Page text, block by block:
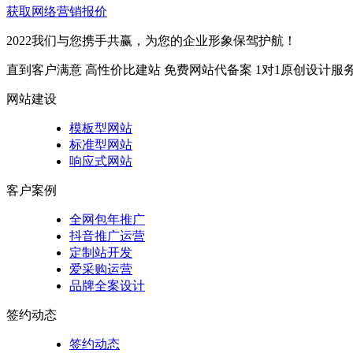
获取网络营销报价
2022我们与您携手共赢，为您的企业形象保驾护航！
直到客户满意 高性价比建站 免费网站代备案 1对1原创设计服
网站建设
模板型网站
标准型网站
响应式网站
客户案例
全网包年推广
抖音推广运营
定制站开发
爱采购运营
品牌全案设计
签约动态
签约动态